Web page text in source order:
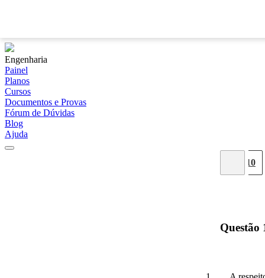
Engenharia
Painel
Planos
Cursos
Documentos e Provas
Fórum de Dúvidas
Blog
Ajuda
10
Questão